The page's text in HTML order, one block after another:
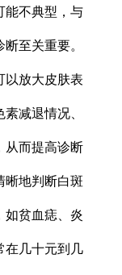
能不典型，与
至关重要。
以放大皮肤表
减退情况、
从而提高诊断
晰地判断白斑
如贫血痣、炎
在几十元到几